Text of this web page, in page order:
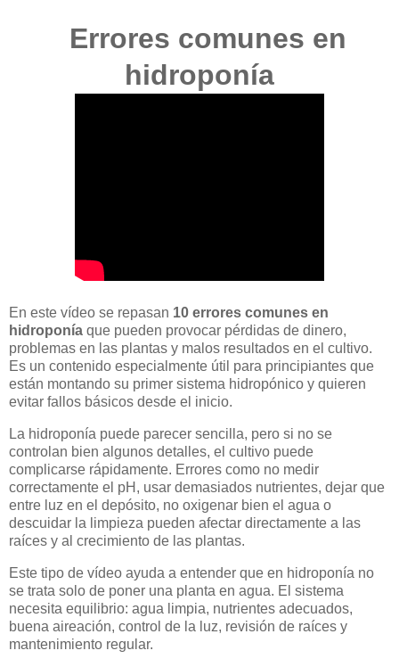
Errores comunes en
hidroponía
En este vídeo se repasan 10 errores comunes en
hidroponía que pueden provocar pérdidas de dinero,
problemas en las plantas y malos resultados en el cultivo.
Es un contenido especialmente útil para principiantes que
están montando su primer sistema hidropónico y quieren
evitar fallos básicos desde el inicio.
La hidroponía puede parecer sencilla, pero si no se
controlan bien algunos detalles, el cultivo puede
complicarse rápidamente. Errores como no medir
correctamente el pH, usar demasiados nutrientes, dejar que
entre luz en el depósito, no oxigenar bien el agua o
descuidar la limpieza pueden afectar directamente a las
raíces y al crecimiento de las plantas.
Este tipo de vídeo ayuda a entender que en hidroponía no
se trata solo de poner una planta en agua. El sistema
necesita equilibrio: agua limpia, nutrientes adecuados,
buena aireación, control de la luz, revisión de raíces y
mantenimiento regular.